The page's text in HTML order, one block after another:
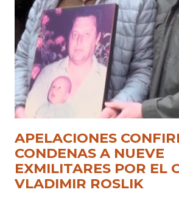
APELACIONES
CONDENAS A NUEVE
EXMILITARES POR EL
VLADIMIR ROSLIK